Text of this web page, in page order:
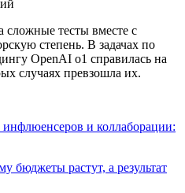
сложные тесты вместе с
степень. В задачах по
OpenAI o1 справилась на
случаях превзошла их.
и коллаборации:
бюджеты растут, а результат